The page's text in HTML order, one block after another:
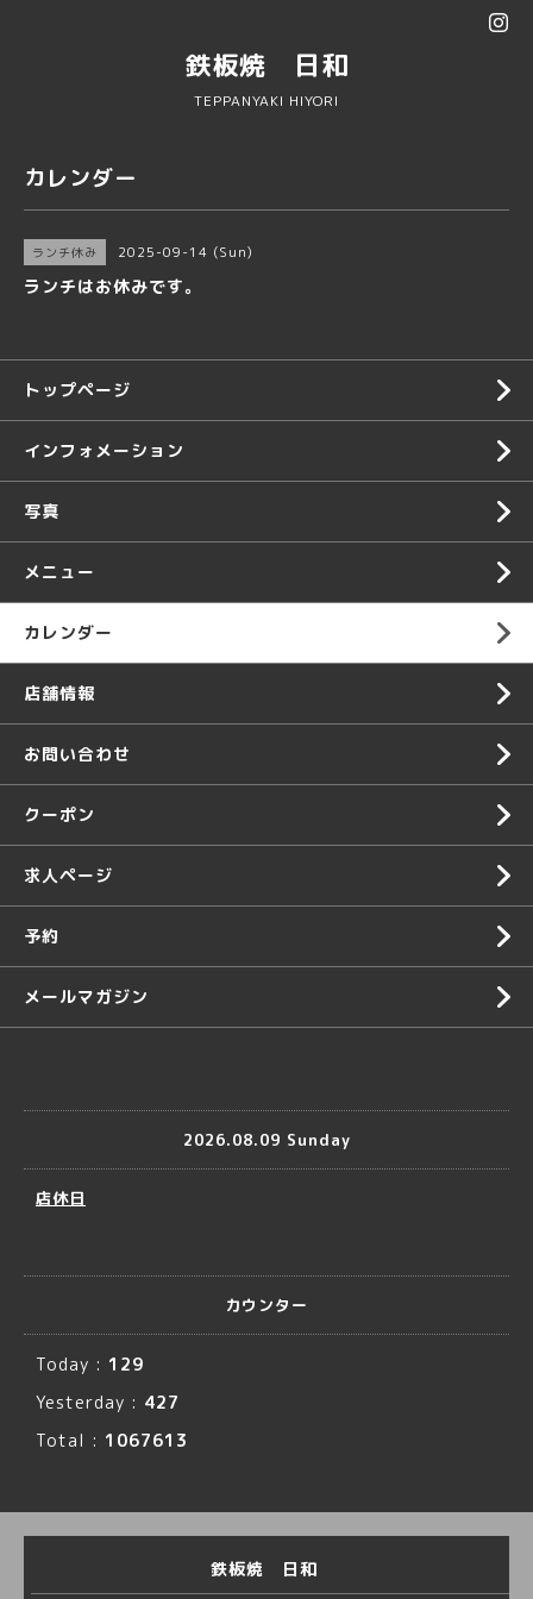
鉄板焼 日和
TEPPANYAKI HIYORI
カレンダー
ランチ休み 2025-09-14 (Sun)
ランチはお休みです。
トップページ
インフォメーション
写真
メニュー
カレンダー
店舗情報
お問い合わせ
クーポン
求人ページ
予約
メールマガジン
2026.08.09 Sunday
店休日
カウンター
Today : 129
Yesterday : 427
Total : 1067613
鉄板焼 日和